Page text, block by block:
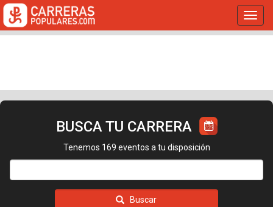
BUSCA TU CARRERA
Tenemos 169 eventos a tu disposición
Buscar